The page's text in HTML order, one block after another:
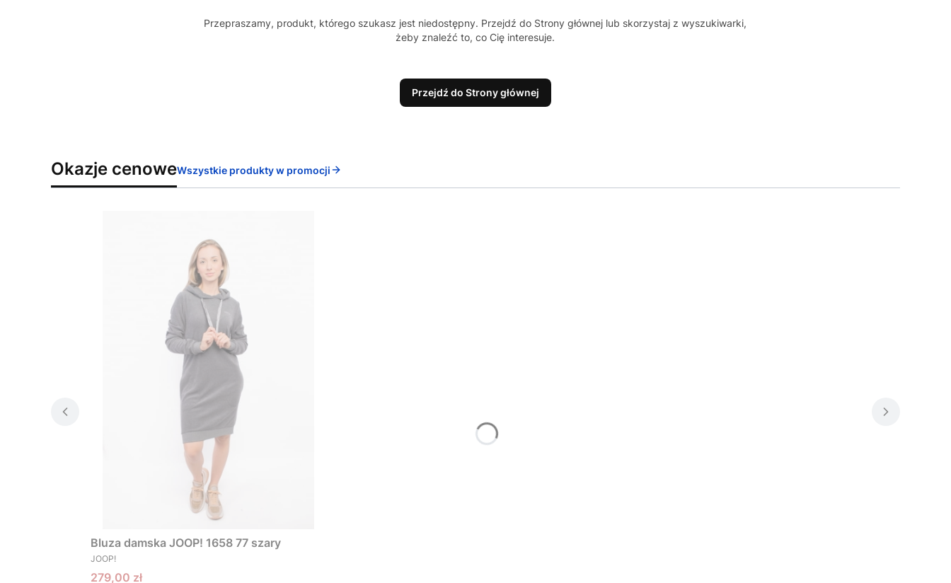
Przepraszamy, produkt, którego szukasz jest niedostępny. Przejdź do Strony głównej lub skorzystaj z wyszukiwarki,
żeby znaleźć to, co Cię interesuje.
Przejdź do Strony głównej
Okazje cenoweWszystkie produkty w promocji
Bluza damska JOOP! 1658 77 szary
PRODUCENT
JOOP!
Cena promocyjna
279,00 zł